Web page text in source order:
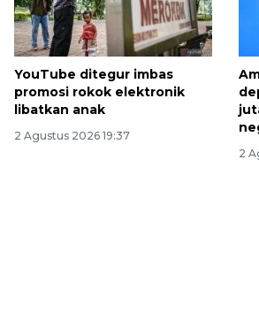
YouTube ditegur imbas
promosi rokok elektronik
libatkan anak
2 Agustus 2026 19:37
2